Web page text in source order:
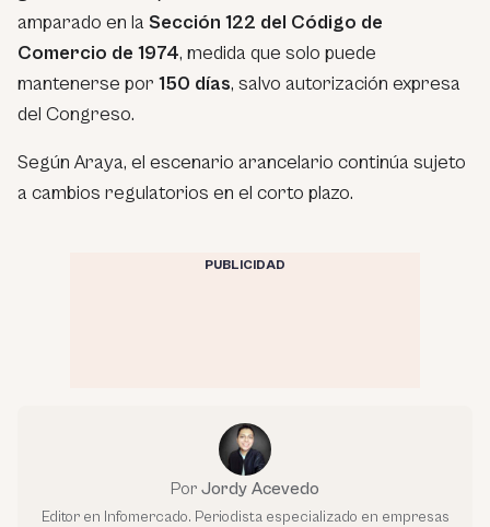
amparado en la Sección 122 del Código de
Comercio de 1974, medida que solo puede
mantenerse por 150 días, salvo autorización expresa
del Congreso.
Según Araya, el escenario arancelario continúa sujeto
a cambios regulatorios en el corto plazo.
PUBLICIDAD
Por Jordy Acevedo
Editor en Infomercado. Periodista especializado en empresas